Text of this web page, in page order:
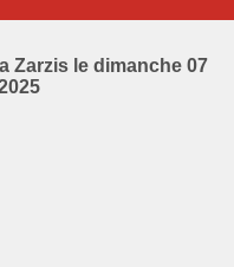
Zarzis le dimanche 07